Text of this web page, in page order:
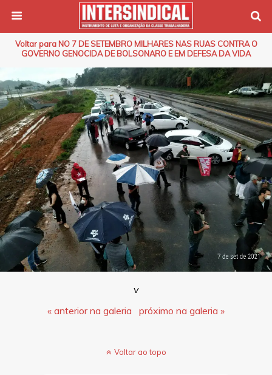
Voltar para NO 7 DE SETEMBRO MILHARES NAS RUAS CONTRA O
GOVERNO GENOCIDA DE BOLSONARO E EM DEFESA DA VIDA
v
« anterior na galeria
próximo na galeria »
Voltar ao topo